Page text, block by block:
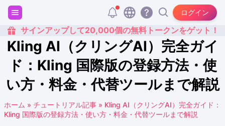
ログイン
サインアップして20,000個の無料トークンをゲット！
Kling AI（クリングAI）完全ガイ
ド：Kling 国際版の登録方法・使
い方・料金・代替ツールまで解説
ホーム » チュートリアル記事 » Kling AI（クリングAI）完全ガイド：
Kling 国際版の登録方法・使い方・料金・代替ツールまで解説